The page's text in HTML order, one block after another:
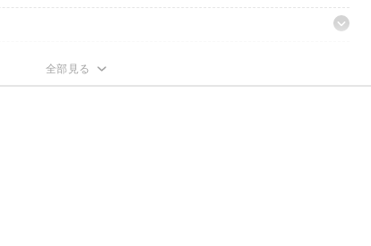
ク〉モデル
！